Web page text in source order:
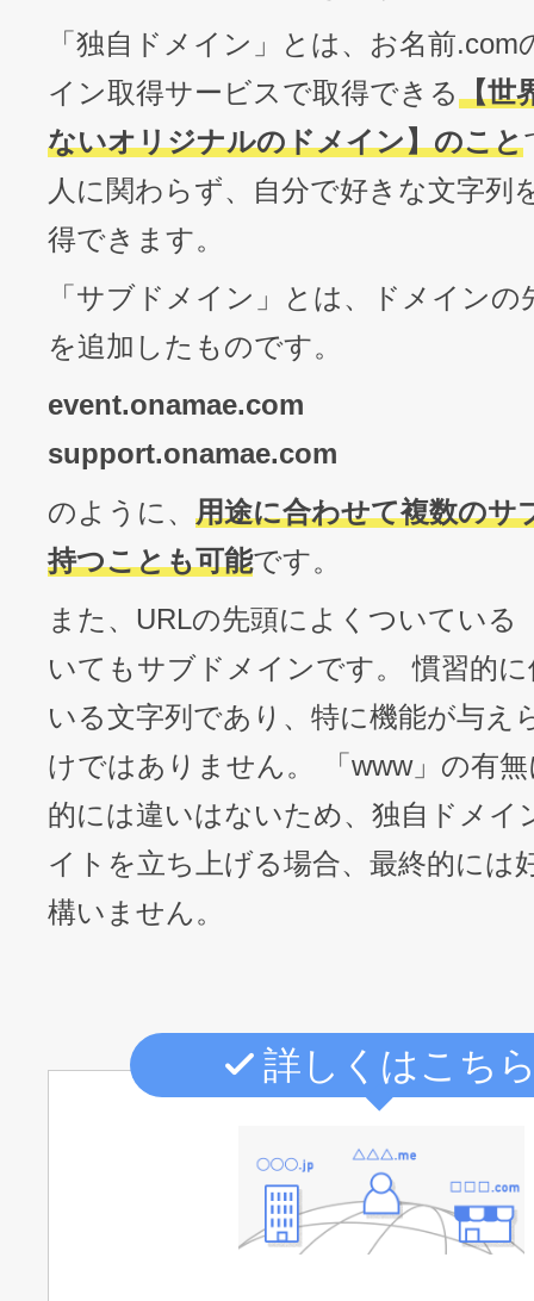
「独自ドメイン」とは、お名前
イン取得サービスで取得できる【世
ないオリジナルのドメイン】のこと
人に関わらず、自分で好きな文字列
得できます。
「サブドメイン」とは、ドメインの
を追加したものです。
event.onamae.com
support.onamae.com
のように、 用途に合わせて複数のサ
持つことも可能です。
また、URLの先頭によくついている
いてもサブドメインです。 慣習的
いる文字列であり、特に機能が与え
けではありません。 「www」の有
的には違いはないため、独自ドメイ
イトを立ち上げる場合、最終的には
構いません。
詳しくはこち